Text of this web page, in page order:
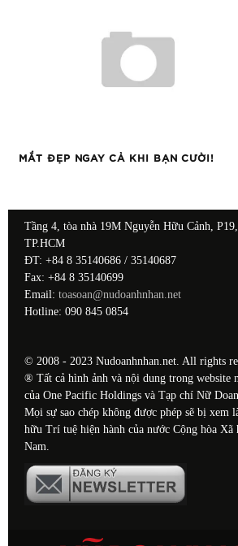
MẮT ĐẸP NGAY CẢ KHI BẠN CƯỜI!
Tầng 4, tòa nhà 19M Nguyễn Hữu Cảnh,
TP.HCM
ĐT: +84 8 35140686 / 35140687
Fax: +84 8 35140699
Email: toasoan@nudoanhnhan.net
Hotline: 090 845 0854
© 2008 - 2023 Nudoanhnhan.net. All rights
® Tất cả hình ảnh và nội dung trong website
của One Pacific Holdings và Tạp chí Nữ
Mọi sự sao chép không được phép sẽ bị xem
hữu Trí tuệ hiện hành của nước Cộng hòa
Nam.